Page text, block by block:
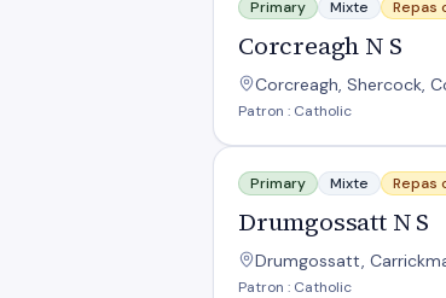
Primary Mixte Repas
Corcreagh N S
Corcreagh, Shercock,
Patron : Catholic
Drumgossatt N S
Primary Mixte Repas
Drumgossatt N S
Drumgossatt,
Patron : Catholic